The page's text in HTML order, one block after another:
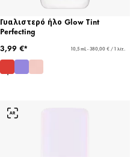
Γυαλιστερό ήλο Glow Tint
Perfecting
3,99 €*
10,5 mL - 380,00 € / 1 λίτ.